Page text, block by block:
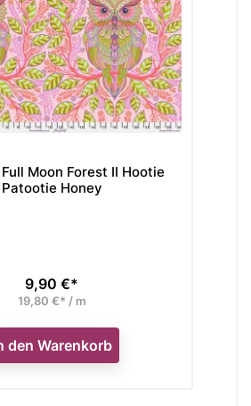
Moon Forest II Hootie
Patootie Honey
Preis
9,90 €*
19,80 €* / m
den Warenkorb